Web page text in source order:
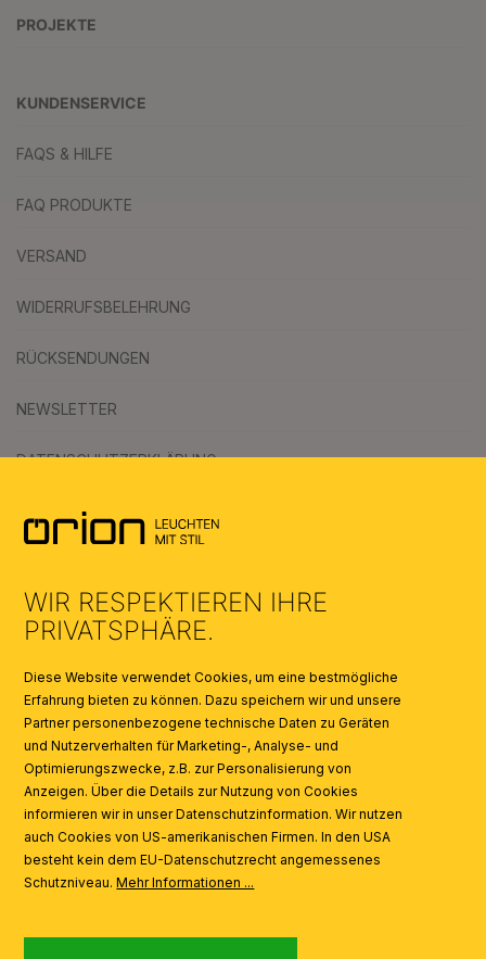
PROJEKTE
KUNDENSERVICE
FAQS & HILFE
FAQ PRODUKTE
VERSAND
WIDERRUFSBELEHRUNG
RÜCKSENDUNGEN
NEWSLETTER
DATENSCHUTZERKLÄRUNG
KATALOGE
AI
WIR RESPEKTIEREN IHRE
PRIVATSPHÄRE.
Diese Website verwendet Cookies, um eine bestmögliche
Erfahrung bieten zu können. Dazu speichern wir und unsere
Partner personenbezogene technische Daten zu Geräten
und Nutzerverhalten für Marketing-, Analyse- und
Optimierungszwecke, z.B. zur Personalisierung von
Anzeigen. Über die Details zur Nutzung von Cookies
informieren wir in unser Datenschutzinformation. Wir nutzen
auch Cookies von US-amerikanischen Firmen. In den USA
besteht kein dem EU-Datenschutzrecht angemessenes
Schutzniveau.Mehr Informationen ...